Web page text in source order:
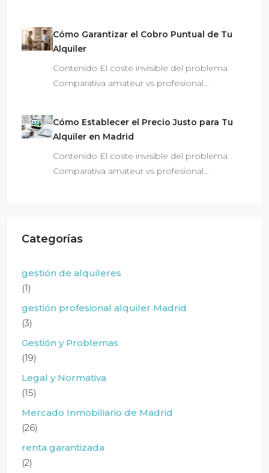
Cómo Garantizar el Cobro Puntual de Tu
Alquiler
Contenido El coste invisible del problema
Comparativa amateur vs profesional…
Cómo Establecer el Precio Justo para Tu
Alquiler en Madrid
Contenido El coste invisible del problema
Comparativa amateur vs profesional…
Categorías
gestión de alquileres
(1)
gestión profesional alquiler Madrid
(3)
Gestión y Problemas
(19)
Legal y Normativa
(15)
Mercado Inmobiliario de Madrid
(26)
renta garantizada
(2)